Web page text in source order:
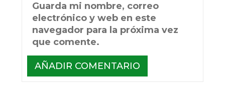
Guarda mi nombre, correo
electrónico y web en este
navegador para la próxima vez
que comente.